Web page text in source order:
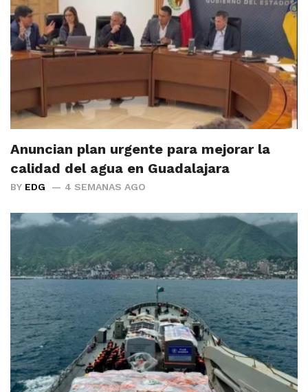
Anuncian plan urgente para mejorar la
calidad del agua en Guadalajara
BY EDG 4 SEMANAS AGO